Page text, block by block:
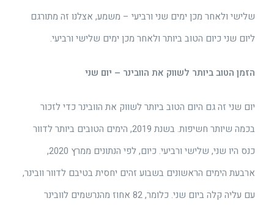
שלישי ולאחר מכן ימים שני ורביעי – משמע, אצלנו זה מתורגם
ליום שני כיום הטוב ביותר ולאחר מכן ימים שלישי ורביעי.
הזמן הטוב ביותר לשווק את הוובינר – יום שני
יום שני זה גם היום הטוב ביותר לשווק את הוובינר כדי לזכור
בכמה שיותר חשיפות. בשנת 2019, הימים הטובים ביותר לדוור
כנס היו שני, שלישי ורביעי. כיום, לפי הנתונים ממרץ 2020,
ארבעת הימים הראשונים בשבוע זהים יחסית בטיבם לדוור וובינר,
עם עליה קלה ביום שני. כלומר, 82 אחוז מהנרשמים לוובינר